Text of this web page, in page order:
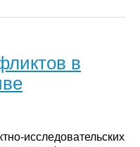
в
исследовательских